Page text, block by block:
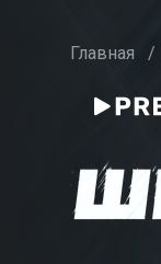
Главная /